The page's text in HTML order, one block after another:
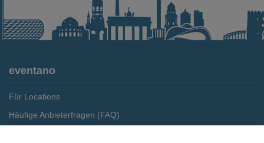
eventano
Für Locations
Häufige Anbieterfragen (FAQ)